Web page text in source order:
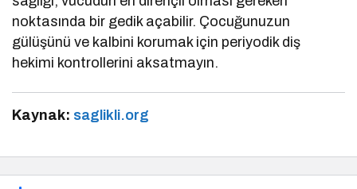
noktasında bir gedik açabilir. Çocuğunuzun
gülüşünü ve kalbini korumak için periyodik diş
hekimi kontrollerini aksatmayın.
Kaynak: saglikli.org